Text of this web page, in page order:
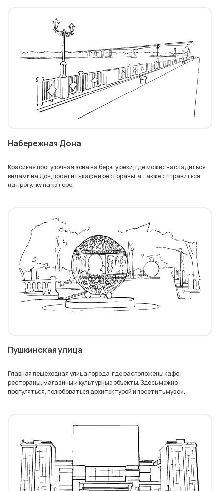
Набережная Дона
Красивая прогулочная зона на берегу реки, где можно насладиться
видами на Дон, посетить кафе и рестораны, а также отправиться
на прогулку на катере.
Пушкинская улица
Главная пешеходная улица города, где расположены кафе,
рестораны, магазины и культурные объекты. Здесь можно
прогуляться, полюбоваться архитектурой и посетить музеи.